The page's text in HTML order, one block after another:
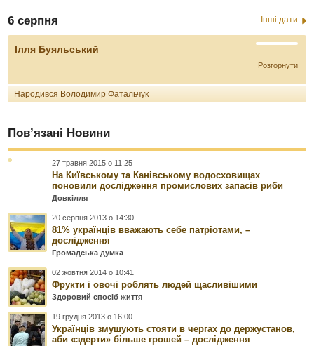
6 серпня Інші дати
Ілля Буяльський
Розгорнути
Народився Володимир Фатальчук
Пов’язані Новини
27 травня 2015 о 11:25
На Київському та Канівському водосховищах
поновили дослідження промислових запасів риби
Довкілля
20 серпня 2013 о 14:30
81% українців вважають себе патріотами, –
дослідження
Громадська думка
02 жовтня 2014 о 10:41
Фрукти і овочі роблять людей щасливішими
Здоровий спосіб життя
19 грудня 2013 о 16:00
Українців змушують стояти в чергах до держустанов,
аби «здерти» більше грошей – дослідження